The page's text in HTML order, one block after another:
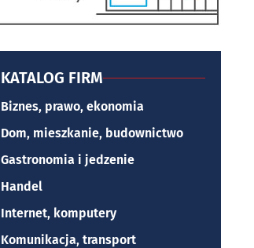
KATALOG FIRM
Biznes, prawo, ekonomia
Dom, mieszkanie, budownictwo
Gastronomia i jedzenie
Handel
Internet, komputery
Komunikacja, transport